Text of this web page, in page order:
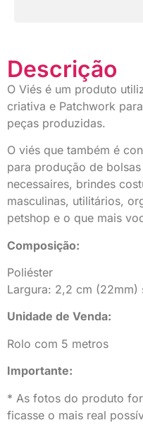
Descrição
O Viés é um produto
criativa e Patchwork
peças produzidas.
O viés que também é
para produção de
necessaires, brindes
masculinas, utilitários,
petshop e o que mais
Composição:
Poliéster
Largura: 2,2 cm (22mm)
Unidade de Venda:
Rolo com 5 metros
Importante:
* As fotos do produto
ficasse o mais real